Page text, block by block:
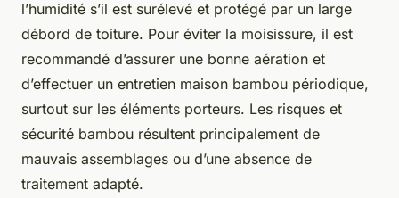
l’humidité s’il est surélevé et protégé par un large
débord de toiture. Pour éviter la moisissure, il est
recommandé d’assurer une bonne aération et
d’effectuer un entretien maison bambou périodique,
surtout sur les éléments porteurs. Les risques et
sécurité bambou résultent principalement de
mauvais assemblages ou d’une absence de
traitement adapté.